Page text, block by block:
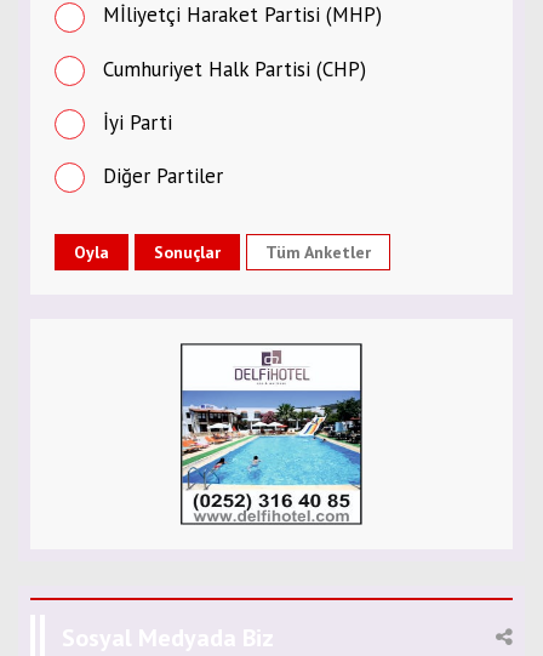
Mİliyetçi Haraket Partisi (MHP)
Cumhuriyet Halk Partisi (CHP)
İyi Parti
Diğer Partiler
Tüm Anketler
Sosyal Medyada Biz